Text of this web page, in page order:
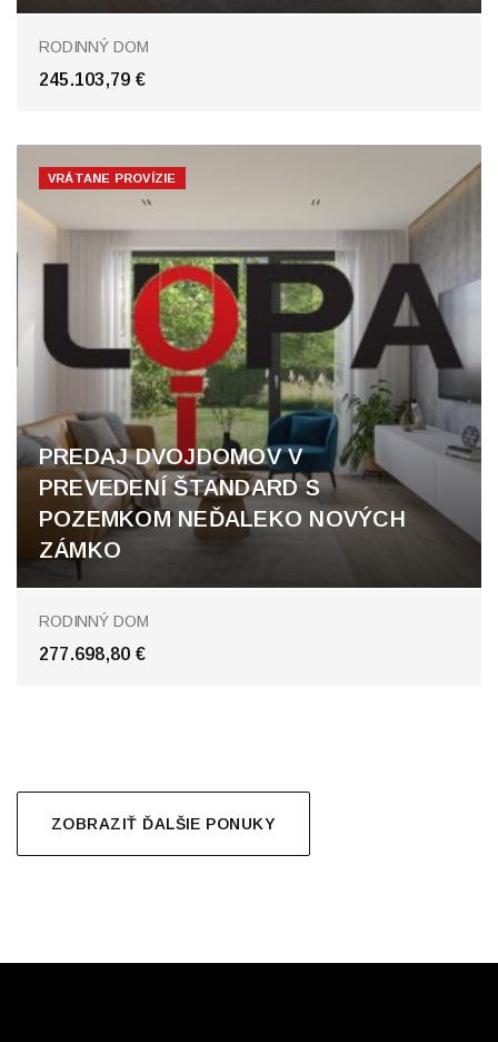
RODINNÝ DOM
245.103,79 €
VRÁTANE PROVÍZIE
PREDAJ DVOJDOMOV V
PREVEDENÍ ŠTANDARD S
POZEMKOM NEĎALEKO NOVÝCH
ZÁMKO
RODINNÝ DOM
277.698,80 €
ZOBRAZIŤ ĎALŠIE PONUKY